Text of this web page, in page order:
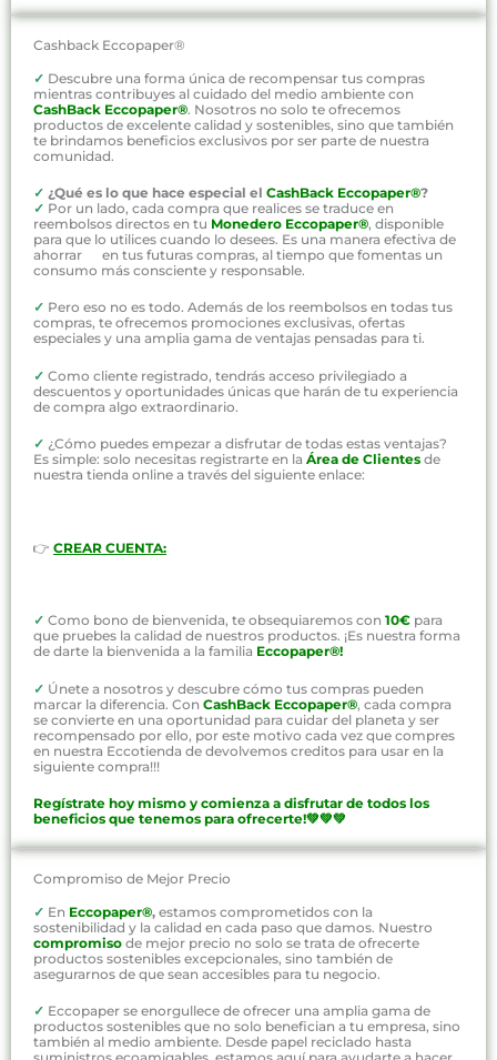
Cashback Eccopaper®
✓ Descubre una forma única de recompensar tus compras
mientras contribuyes al cuidado del medio ambiente con
CashBack Eccopaper®. Nosotros no solo te ofrecemos
productos de excelente calidad y sostenibles, sino que también
te brindamos beneficios exclusivos por ser parte de nuestra
comunidad.
✓ ¿Qué es lo que hace especial el CashBack Eccopaper®?
✓ Por un lado, cada compra que realices se traduce en
reembolsos directos en tu Monedero Eccopaper®, disponible
para que lo utilices cuando lo desees. Es una manera efectiva de
ahorrar en tus futuras compras, al tiempo que fomentas un
consumo más consciente y responsable.
✓ Pero eso no es todo. Además de los reembolsos en todas tus
compras, te ofrecemos promociones exclusivas, ofertas
especiales y una amplia gama de ventajas pensadas para ti.
✓ Como cliente registrado, tendrás acceso privilegiado a
descuentos y oportunidades únicas que harán de tu experiencia
de compra algo extraordinario.
✓ ¿Cómo puedes empezar a disfrutar de todas estas ventajas?
Es simple: solo necesitas registrarte en la Área de Clientes de
nuestra tienda online a través del siguiente enlace:
👉 CREAR CUENTA:
✓ Como bono de bienvenida, te obsequiaremos con 10€ para
que pruebes la calidad de nuestros productos. ¡Es nuestra forma
de darte la bienvenida a la familia Eccopaper®!
✓ Únete a nosotros y descubre cómo tus compras pueden
marcar la diferencia. Con CashBack Eccopaper®, cada compra
se convierte en una oportunidad para cuidar del planeta y ser
recompensado por ello, por este motivo cada vez que compres
en nuestra Eccotienda de devolvemos creditos para usar en la
siguiente compra!!!
Regístrate hoy mismo y comienza a disfrutar de todos los
beneficios que tenemos para ofrecerte!💚💚💚
Compromiso de Mejor Precio
✓ En Eccopaper®, estamos comprometidos con la
sostenibilidad y la calidad en cada paso que damos. Nuestro
compromiso de mejor precio no solo se trata de ofrecerte
productos sostenibles excepcionales, sino también de
asegurarnos de que sean accesibles para tu negocio.
✓ Eccopaper se enorgullece de ofrecer una amplia gama de
productos sostenibles que no solo benefician a tu empresa, sino
también al medio ambiente. Desde papel reciclado hasta